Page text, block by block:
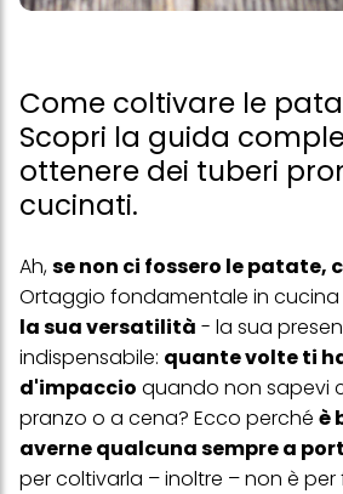
Come coltivare le
Scopri la guida
ottenere dei tuberi
cucinati.
Ah,se non ci fossero le patate,
Ortaggio fondamentale in
la sua versatilità - la sua
indispensabile: quante volte ti
d'impaccio quando non sapevi
pranzo o a cena? Ecco perché è
averne qualcuna sempre a
per coltivarla – inoltre – non è